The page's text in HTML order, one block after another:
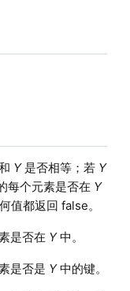
Y是否相等；若 Y
每个元素是否在 Y
值都返回 false。
是否在 Y中。
是否是 Y中的键。